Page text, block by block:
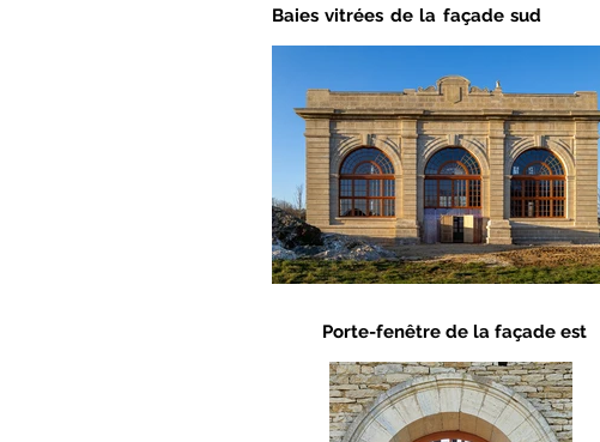
Baies vitrées de la façade sud
Porte-fenêtre de la façade est